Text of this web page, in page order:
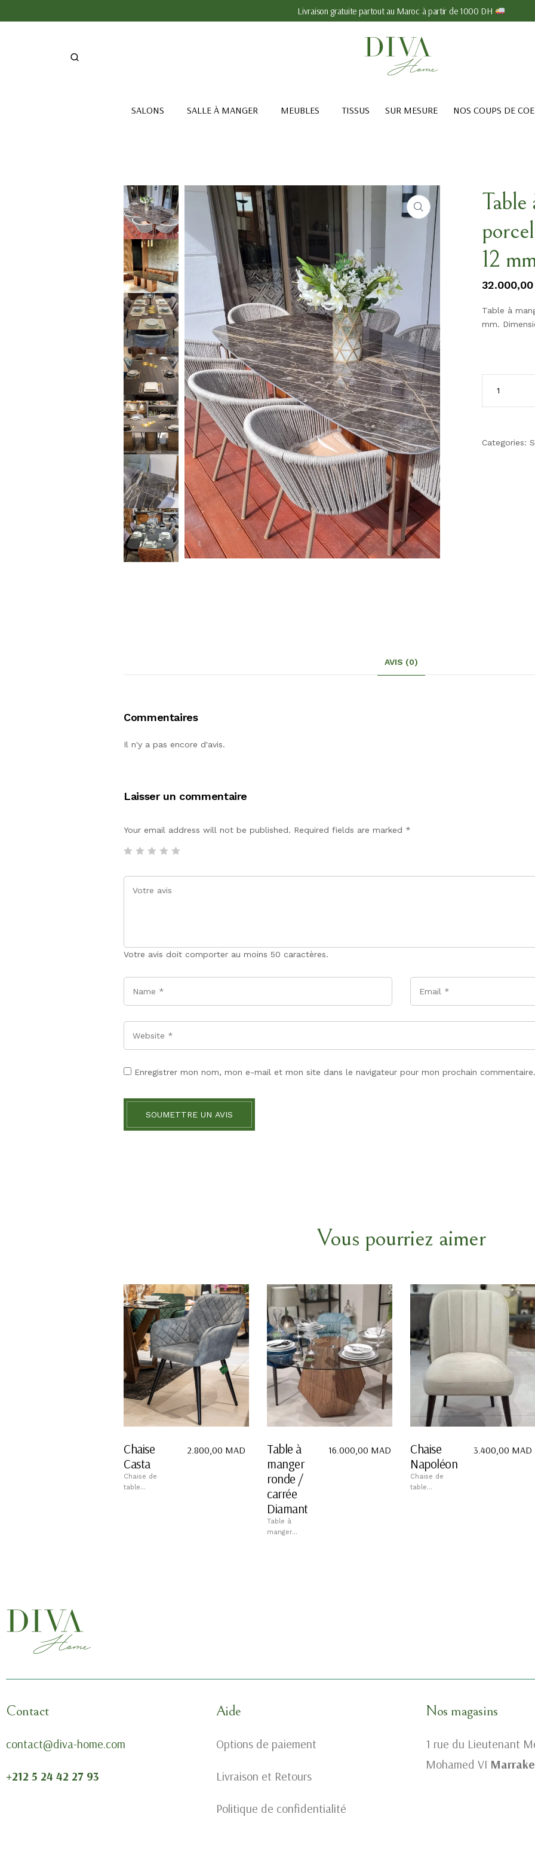
Livraison gratuite partout au Maroc à partir de 1000 DH
SALONS SALLE À MANGER MEUBLES TISSUS SUR MESURE NOS COUPS DE
Table
12
32.000,00
Table à
mm.
Categories:
AVIS (0)
Commentaires
Il n'y a pas encore d'avis.
Laisser un commentaire
Your email address will not be published. Required fields are marked *
Votre avis doit comporter au moins 50 caractères.
Enregistrer mon nom, mon e-mail et mon site dans le navigateur pour mon prochain commentaire.
SOUMETTRE UN AVIS
Vous pourriez aimer
Chaise
Casta
Chaise de
table...
2.800,00 MAD
Table à
manger
ronde /
carrée
Diamant
Table à
manger...
16.000,00 MAD
Chaise
Napoléon
Chaise de
table...
3.400,00 MAD
Contact
contact@diva-home.com
+212 5 24 42 27 93
Aide
Options de paiement
Livraison et Retours
Politique de confidentialité
Nos magasins
1 rue du Lieutenant
Mohamed VI